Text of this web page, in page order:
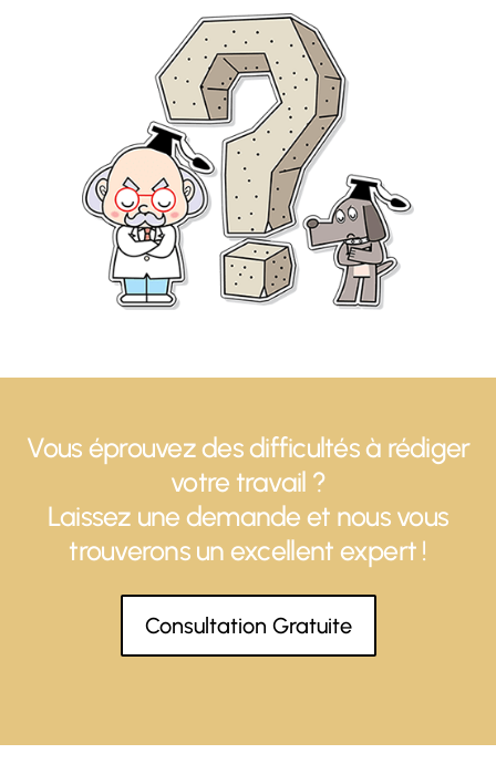
Vous éprouvez des difficultés à rédiger
votre travail ?
Laissez une demande et nous vous
trouverons un excellent expert !
Consultation Gratuite